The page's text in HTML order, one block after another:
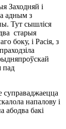
Заходняй і
адным з
Тут сышліся
старыя
боку, і Расія, з
пад
суправаджаецца
напалову і
абодва бакі